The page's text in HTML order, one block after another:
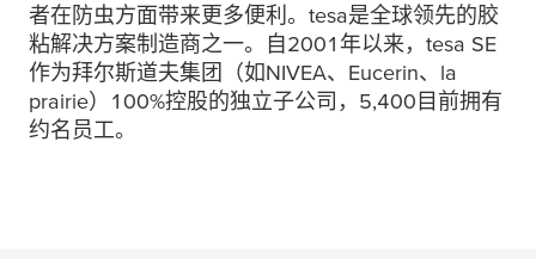
者在防虫方面带来更多便利。 tesa是全球领先的胶
粘解决方案制造商之一。自2001年以来， tesa SE
作为拜尔斯道夫集团（如NIVEA、Eucerin、la
prairie）100%控股的独立子公司，5,400目前拥有
约名员工。